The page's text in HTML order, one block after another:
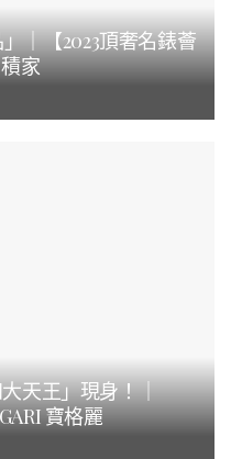
｜【2023頂奢名錶薈
家
天王」現身！｜
寶格麗